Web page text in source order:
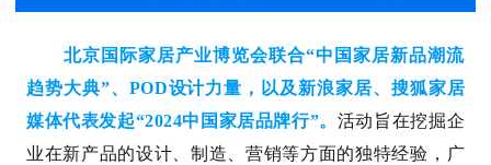
北京国际家居产业博览会联合“中国家居新品潮流
趋势大典”、POD设计力量，以及新浪家居、搜狐家居
媒体代表发起“2024中国家居品牌行”。 活动旨在挖掘企
业在新产品的设计、制造、营销等方面的独特经验，广